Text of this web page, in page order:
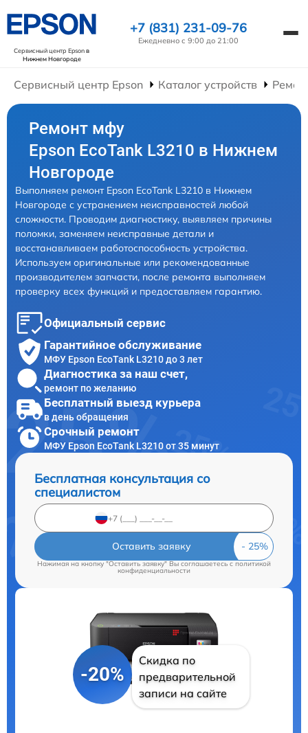
Сервисный центр Epsonв
Нижнем Новгороде
+7 (831) 231-09-76
Ежедневно с 9:00 до 21:00
Сервисный центр Epson Каталог устройств
Ремонт мфу
Epson EcoTank L3210 в Нижнем
Новгороде
Выполняем ремонт Epson EcoTank L3210 в Нижнем
Новгороде с устранением неисправностей любой
сложности. Проводим диагностику, выявляем причины
поломки, заменяем неисправные детали и
восстанавливаем работоспособность устройства.
Используем оригинальные или рекомендованные
производителем запчасти, после ремонта выполняем
проверку всех функций и предоставляем гарантию.
Официальный сервис
Гарантийное обслуживание
МФУ Epson EcoTank L3210 до 3 лет
Диагностика за наш счет,
ремонт по желанию
Бесплатный выезд курьера
в день обращения
Срочный ремонт
МФУ Epson EcoTank L3210 от 35 минут
Бесплатная консультация со
специалистом
Оставить заявку
Нажимая на кнопку "Оставить заявку" Вы соглашаетесь cполитикой
конфиденциальности
-20%
Скидка по
предварительной
записи на сайте